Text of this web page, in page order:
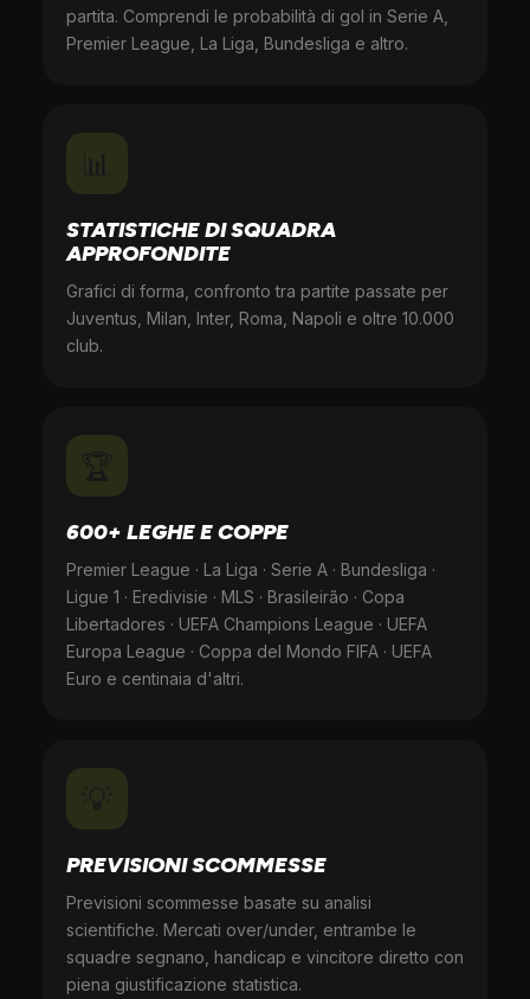
partita. Comprendi le probabilità di gol in Serie A,
Premier League, La Liga, Bundesliga e altro.
STATISTICHE DI SQUADRA
APPROFONDITE
Grafici di forma, confronto tra partite passate per
Juventus, Milan, Inter, Roma, Napoli e oltre 10.000
club.
600+ LEGHE E COPPE
Premier League · La Liga · Serie A · Bundesliga ·
Ligue 1 · Eredivisie · MLS · Brasileirão · Copa
Libertadores · UEFA Champions League · UEFA
Europa League · Coppa del Mondo FIFA · UEFA
Euro e centinaia d'altri.
PREVISIONI SCOMMESSE
Previsioni scommesse basate su analisi
scientifiche. Mercati over/under, entrambe le
squadre segnano, handicap e vincitore diretto con
piena giustificazione statistica.